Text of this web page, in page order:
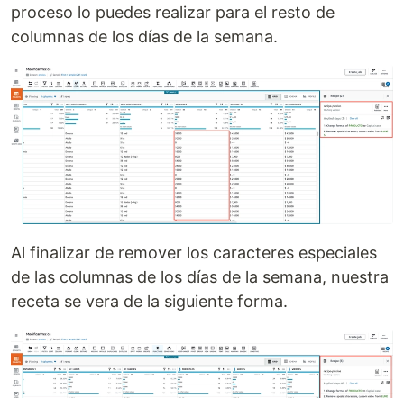
proceso lo puedes realizar para el resto de
columnas de los días de la semana.
Al finalizar de remover los caracteres especiales
de las columnas de los días de la semana, nuestra
receta se vera de la siguiente forma.